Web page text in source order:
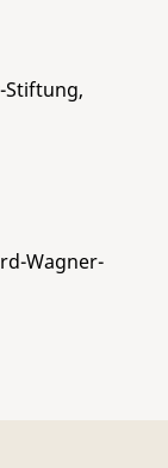
Stiftung,
Wagner-